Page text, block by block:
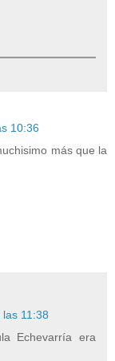
10:36
más que la
11:38
Echevarría era